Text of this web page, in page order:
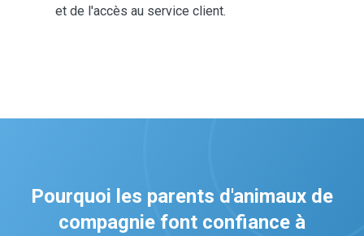
et de l'accès au service client.
Pourquoi les parents d'animaux de
compagnie font confiance à